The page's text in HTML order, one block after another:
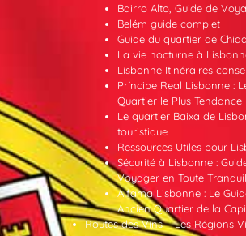
Bairro Alto, Guide de
Belém guide complet
Guide du quartier de
La vie nocturne à
Lisbonne Itinéraires
Príncipe Real Lisbonne :
Quartier le Plus Tendance
Le quartier Baixa de
touristique
Ressources Utiles pour
Sécurité à Lisbonne :
Voyager en Toute
Alfama Lisbonne : Le
Ancien Quartier de la
Routes des Vins – Les Régions